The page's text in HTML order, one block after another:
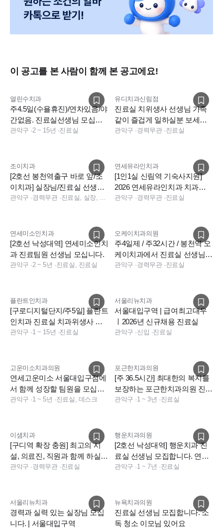
이 공고를 본 사람이 함께 본 공고에요!
열린수치과
주4.5일(수욜휴진)/연차있음/야
간없음. 진료실선생님 모십니
다.
관악구 ·2 ~ 15년 ·진료실
유디치과신림점
진료실 치위생사 선생님 가족
같이 즐겁게 일하실분 보세요
~~
관악구 ·경력무관·진료실
조이치과
[2호선 봉천역출구 바로 앞/조
이치과] 실장님/진료실 선생님
모십니다.
관악구 ·경력무관· 진료실, 실장, 데스크, 상담, 총괄실장
연세유라인치과
[1인1실 신림역 기숙사지원]
2026 연세유라인치과 치과위
생사 채용공고
관악구 ·경력무관·진료실
연세미소인치과
[2호선 낙성대역] 연세미소인치
과 진료팀원 선생님 모십니다.
관악구 ·2 ~ 5년 ·진료실, 진료실
오케이치과의원
주4일제 / 주32시간 / 봉천역 오
케이치과에서 진료실 선생님
모십니다.
관악구 ·경력무관·진료실
플란트인치과
[구로디지털단지/주5일] 플란트
인치과 진료실 치과위생사 선
생님 구인합니다.
관악구 ·1 ~ 15년 ·진료실
서울리뉴치과
서울대입구역 | 급여최고대우
ㅣ2026년 신규채용 진료실
관악구 ·신입 ·진료실
고운미소치과의원
연세고운미소 서울대입구점에
서 함께 성장할 팀원을 모십니
다 (신입, 경력직)
관악구 ·1 ~ 5년 ·진료실, 데스크
포근한치과의원
[주 36.5시간] 최대한의 복지를
보장하는 포근한치과의원 진료
실 선생님 모집
관악구 ·1 ~ 3년 ·진료실
이샘치과
[구디역 확장 충원] 최고의 시
설, 의료진, 직원과 함께 하실
진료실 스텝
관악구 ·경력무관·진료실
행운치과의원
[2호선 낙성대역] 행운치과 진
료실 선생님 모집합니다. 연차
21일 지급
관악구 ·1 ~ 7년 ·진료실
서울리뉴치과
경력과 실력 있는 실장님 모십
니다. | 서울대입구역
뉴욕치과의원
진료실 선생님 모집합니다. 소
독 청소 이모님 있어요